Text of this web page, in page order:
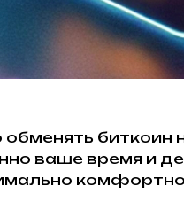
биткоин
ваше время и